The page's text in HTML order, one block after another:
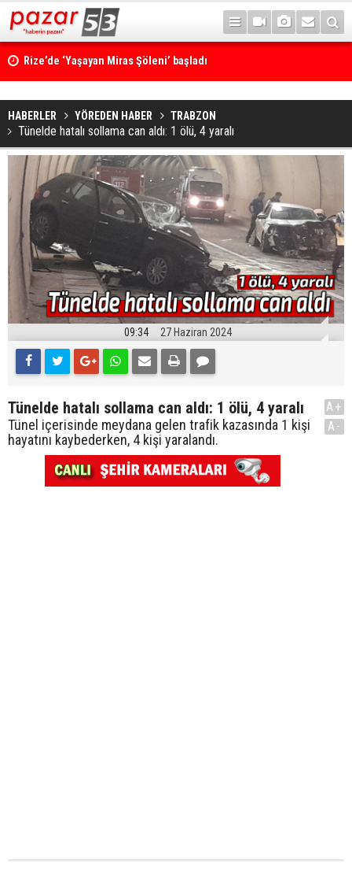
Rize’de ‘Yaşayan Miras Şöleni’ başladı
HABERLER YÖREDEN HABER TRABZON
Tünelde hatalı sollama can aldı: 1 ölü, 4 yaralı
09:34 27 Haziran 2024
Tünelde hatalı sollama can aldı: 1 ölü, 4 yaralı
Tünel içerisinde meydana gelen trafik kazasında 1 kişi
hayatını kaybederken, 4 kişi yaralandı.
A+
A-